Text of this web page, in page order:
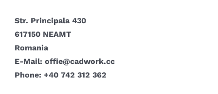
Str. Principala 430
617150 NEAMT
Romania
E-Mail: offie@cadwork.cc
Phone: +40 742 312 362